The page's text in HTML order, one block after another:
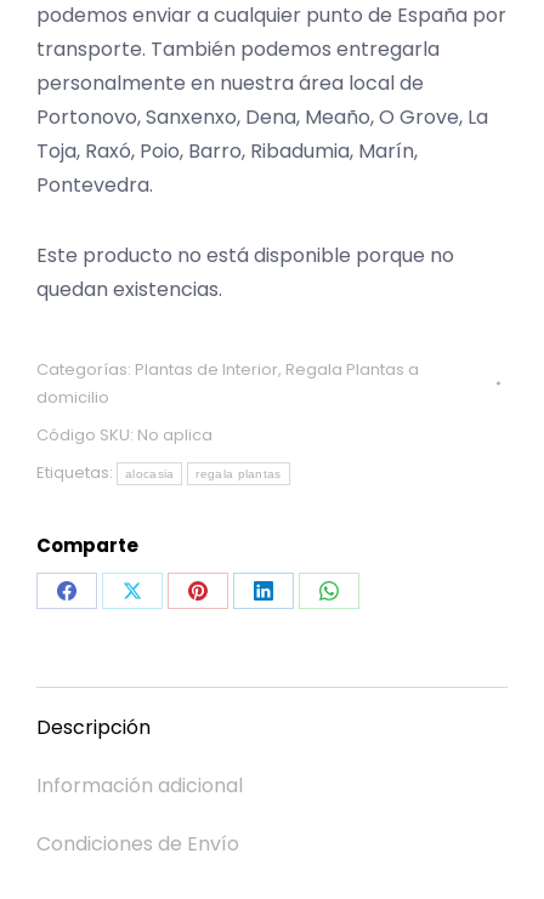
podemos enviar a cualquier punto de España por
transporte. También podemos entregarla
personalmente en nuestra área local de
Portonovo, Sanxenxo, Dena, Meaño, O Grove, La
Toja, Raxó, Poio, Barro, Ribadumia, Marín,
Pontevedra.
Este producto no está disponible porque no
quedan existencias.
Categorías: Plantas de Interior, Regala Plantas a
domicilio
Código SKU: No aplica
Etiquetas:
alocasia regala plantas
Comparte
Share
Facebook
Share
X
Share
Pinterest
Share
LinkedIn
Share
WhatsApp
Descripción
Información adicional
Condiciones de Envío